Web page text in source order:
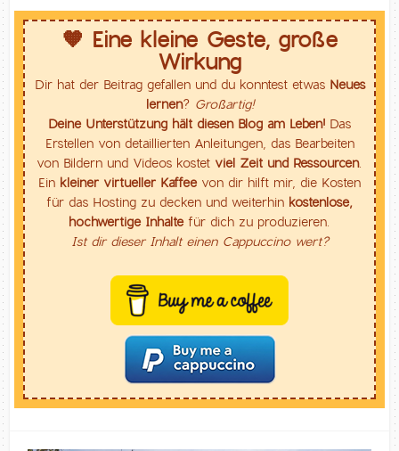
🧡 Eine kleine Geste, große
Wirkung
Dir hat der Beitrag gefallen und du konntest etwas Neues
lernen? Großartig!
Deine Unterstützung hält diesen Blog am Leben! Das
Erstellen von detaillierten Anleitungen, das Bearbeiten
von Bildern und Videos kostet viel Zeit und Ressourcen.
Ein kleiner virtueller Kaffeevon dir hilft mir, die Kosten
für das Hosting zu decken und weiterhin kostenlose,
hochwertige Inhaltefür dich zu produzieren.
Ist dir dieser Inhalt einen Cappuccino wert?